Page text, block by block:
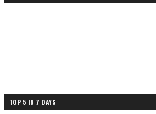
TOP 5 IN 7 DAYS